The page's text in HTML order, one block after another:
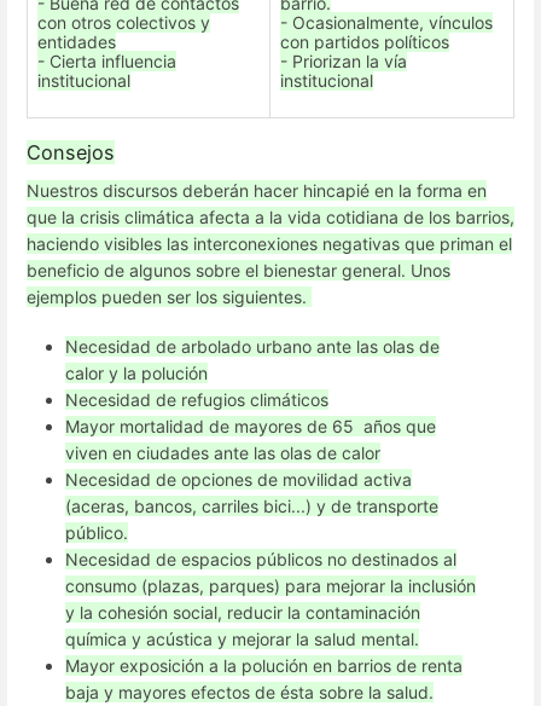
con otros colectivos y
entidades
- Cierta influencia
institucional
- Ocasionalmente, vínculos
con partidos políticos
- Priorizan la vía
institucional
Consejos
Nuestros discursos deberán hacer hincapié en la forma en
que la crisis climática afecta a la vida cotidiana de los barrios,
haciendo visibles las interconexiones negativas que priman el
beneficio de algunos sobre el bienestar general. Unos
ejemplos pueden ser los siguientes.
Necesidad de arbolado urbano ante las olas de
calor y la polución
Necesidad de refugios climáticos
Mayor mortalidad de mayores de 65 años que
viven en ciudades ante las olas de calor
Necesidad de opciones de movilidad activa
(aceras, bancos, carriles bici...) y de transporte
público.
Necesidad de espacios públicos no destinados al
consumo (plazas, parques) para mejorar la inclusión
y la cohesión social, reducir la contaminación
química y acústica y mejorar la salud mental.
Mayor exposición a la polución en barrios de renta
baja y mayores efectos de ésta sobre la salud.